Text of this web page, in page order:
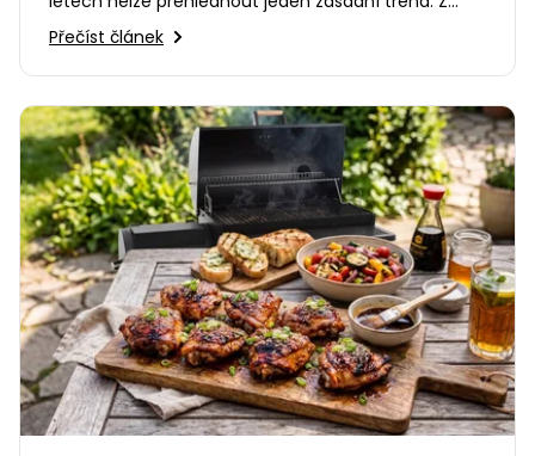
našich pozemků se…
Přečíst článek